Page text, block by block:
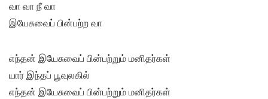
வா வா நீ வா
இயேசுவைப் பின்பற்ற வா
எந்தன் இயேசுவைப் பின்பற்றும் மனிதர்கள்
யார் இந்தப் பூவுலகில்
எந்தன் இயேசுவைப் பின்பற்றும் மனிதர்கள்